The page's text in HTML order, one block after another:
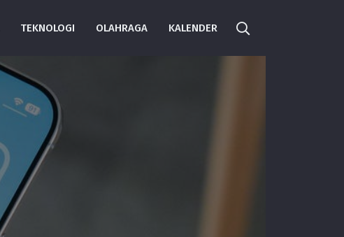
TEKNOLOGI OLAHRAGA KALENDER